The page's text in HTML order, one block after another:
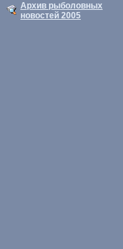
Архив рыболовных
новостей 2005